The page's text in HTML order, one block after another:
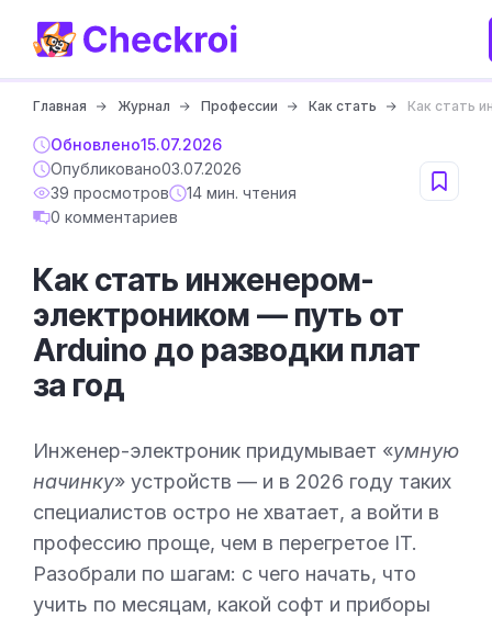
Главная Журнал Профессии Как стать Как стать
Обновлено15.07.2026
Опубликовано03.07.2026
39 просмотров
14 мин. чтения
0 комментариев
Как стать инженером-
электроником — путь от
Arduino до разводки плат
за год
Инженер-электроник придумывает «умную
начинку» устройств — и в 2026 году таких
специалистов остро не хватает, а войти в
профессию проще, чем в перегретое IT.
Разобрали по шагам: с чего начать, что
учить по месяцам, какой софт и приборы